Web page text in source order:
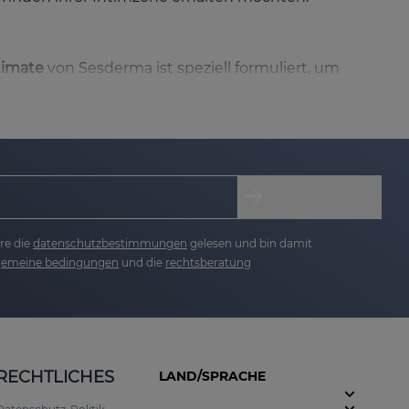
von Sesderma ist speziell formuliert, um
einkapselt. Diese fortschrittliche
freizusetzen und eine langanhaltende
und ihre natürliche bakterielle Flora
diedatenschutzbestimmungen gelesen und bin damit
bedingungen und die rechtsberatung
LAND/SPRACHE